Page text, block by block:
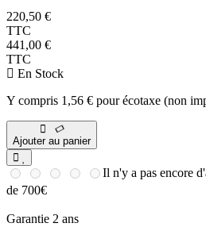
220,50 €
TTC
441,00 €
TTC
En Stock
Y compris 1,56 € pour écotaxe (non
Ajouter au panier
Il n'y a pas encore
de 700€
Garantie 2 ans